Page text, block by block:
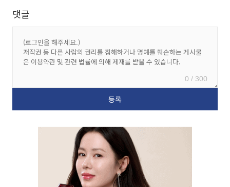
댓글
0 / 300